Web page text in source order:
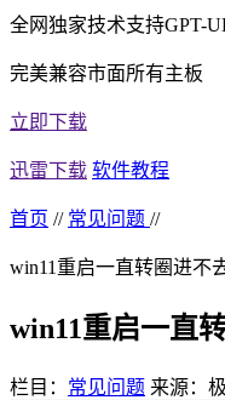
全网独家技术支持GPT-
完美兼容市面所有主板
立即下载
迅雷下载 软件教程
首页 // 常见问题 //
win11重启一直转圈进不
win11重启一直
栏目： 常见问题 来源：